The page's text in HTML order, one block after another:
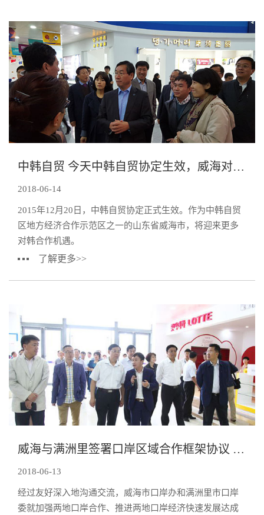
中韩自贸 今天中韩自贸协定生效，威海对韩合作迎更多机遇
2018-06-14
2015年12月20日，中韩自贸协定正式生效。作为中韩自贸
区地方经济合作示范区之一的山东省威海市，将迎来更多
对韩合作机遇。
了解更多>>
威海与满洲里签署口岸区域合作框架协议 中俄蒙日韩陆海货物联运
2018-06-13
经过友好深入地沟通交流，威海市口岸办和满洲里市口岸
委就加强两地口岸合作、推进两地口岸经济快速发展达成